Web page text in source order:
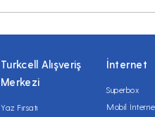
Turkcell Alışveriş
Merkezi
Yaz Fırsatı
İnternet
Superbox
Mobil